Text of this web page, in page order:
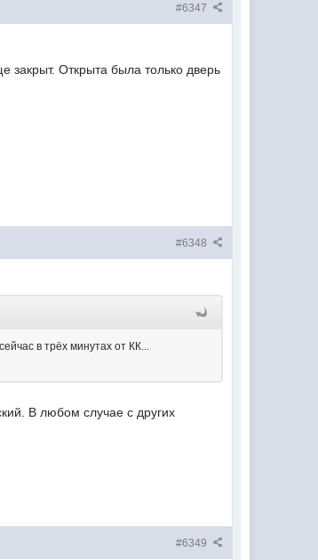
#6347
закрыт. Открыта была только дверь
#6348
в трёх минутах от КК...
В любом случае с других
#6349